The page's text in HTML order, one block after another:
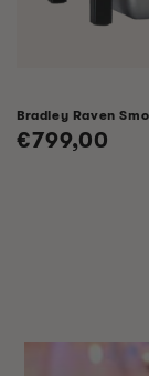
Bradley Raven
Normale
€799,00